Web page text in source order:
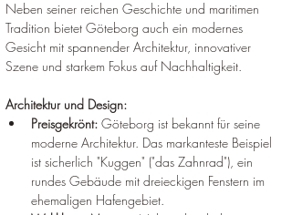
Neben seiner reichen Geschichte und maritimen
Tradition bietet Göteborg auch ein modernes
Gesicht mit spannender Architektur, innovativer
Szene und starkem Fokus auf Nachhaltigkeit.
Architektur und Design:
Preisgekrönt: Göteborg ist bekannt für seine
moderne Architektur. Das markanteste Beispiel
ist sicherlich "Kuggen" ("das Zahnrad"), ein
rundes Gebäude mit dreieckigen Fenstern im
ehemaligen Hafengebiet.